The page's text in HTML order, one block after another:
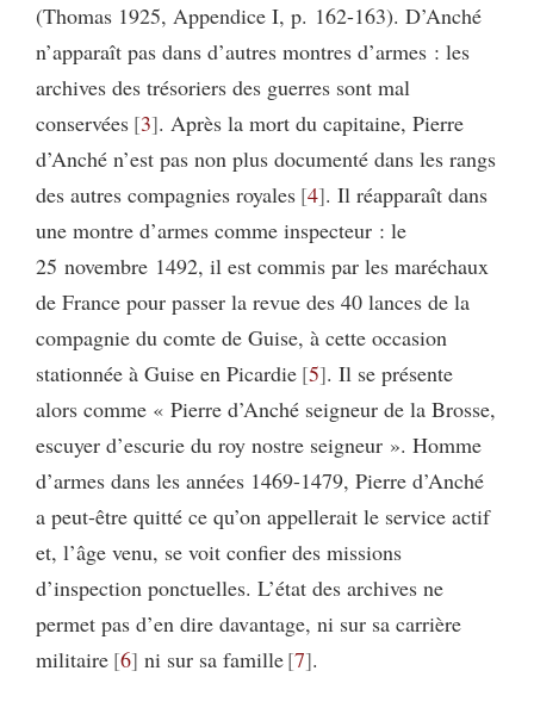
(Thomas 1925, Appendice I, p. 162-163). D’Anché
n’apparaît pas dans d’autres montres d’armes : les
archives des trésoriers des guerres sont mal
conservées 3 . Après la mort du capitaine, Pierre
d’Anché n’est pas non plus documenté dans les rangs
des autres compagnies royales 4 . Il réapparaît dans
une montre d’armes comme inspecteur : le
25 novembre 1492, il est commis par les maréchaux
de France pour passer la revue des 40 lances de la
compagnie du comte de Guise, à cette occasion
stationnée à Guise en Picardie 5 . Il se présente
alors comme « Pierre d’Anché seigneur de la Brosse,
escuyer d’escurie du roy nostre seigneur ». Homme
d’armes dans les années 1469-1479, Pierre d’Anché
a peut-être quitté ce qu’on appellerait le service actif
et, l’âge venu, se voit confier des missions
d’inspection ponctuelles. L’état des archives ne
permet pas d’en dire davantage, ni sur sa carrière
militaire 6 ni sur sa famille 7 .